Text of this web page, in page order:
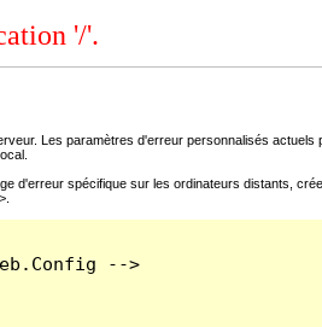
'/'.
Les paramètres d'erreur personnalisés
d'erreur spécifique sur les ordinateurs distants,
-->